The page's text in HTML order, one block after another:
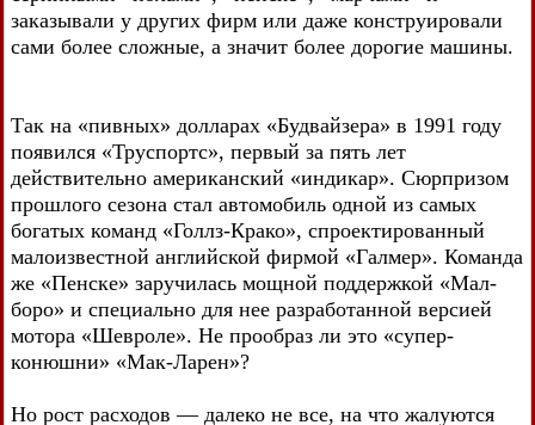
заказывали у других фирм или даже конструировали
сами более сложные, а значит более дорогие машины.
Так на «пивных» долларах «Будвайзера» в 1991 году
появился «Труспортс», первый за пять лет
действительно американский «индикар». Сюрпризом
прошлого сезона стал автомобиль одной из самых
богатых команд «Голлз-Крако», спроектированный
малоизвестной английской фирмой «Галмер». Команда
же «Пенске» заручилась мощной поддержкой «Мал-
боро» и специально для нее разработанной версией
мотора «Шевроле». Не прообраз ли это «супер-
конюшни» «Мак-Ларен»?
Но рост расходов — далеко не все, на что жалуются